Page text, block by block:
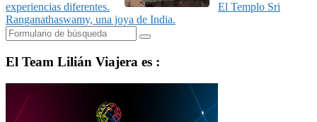
experiencias diferentes.
El Templo Sri
Ranganathaswamy, una joya de India.
Buscar
El Team Lilián Viajera es :